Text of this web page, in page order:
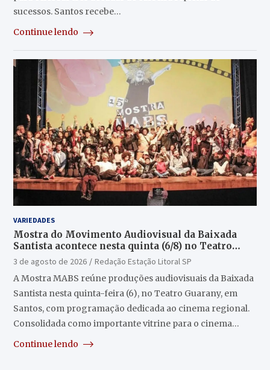
sucessos. Santos recebe…
Continue lendo
VARIEDADES
Mostra do Movimento Audiovisual da Baixada
Santista acontece nesta quinta (6/8) no Teatro
Guarany
3 de agosto de 2026
Redação Estação Litoral SP
A Mostra MABS reúne produções audiovisuais da Baixada
Santista nesta quinta-feira (6), no Teatro Guarany, em
Santos, com programação dedicada ao cinema regional.
Consolidada como importante vitrine para o cinema…
Continue lendo